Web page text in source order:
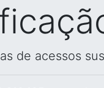
de acessos